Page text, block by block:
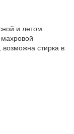
и летом.
возможна стирка в